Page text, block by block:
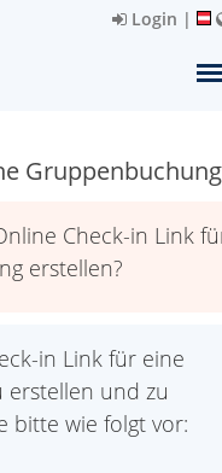
Login |
Gruppenbuchung
Check-in Link
erstellen?
in Link für eine
und zu
bitte wie folgt vor: